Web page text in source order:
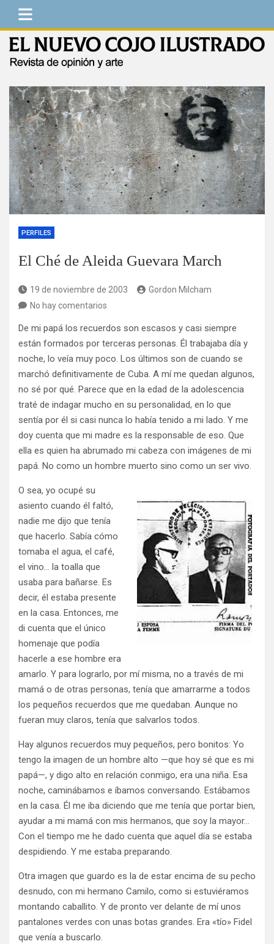
Saltar
contenido
PERFILES
El Ché de Aleida Guevara March
19 de noviembre de 2003
Gordon Milcham
No hay comentarios
De mi papá los recuerdos son escasos y casi siempre
están formados por terceras personas. Él trabajaba día y
noche, lo veía muy poco. Los últimos son de cuando se
marchó definitivamente de Cuba. A mí me quedan algunos,
no sé por qué. Parece que en la edad de la adolescencia
traté de indagar mucho en su personalidad, en lo que
sentía por él si casi nunca lo había tenido a mi lado. Y me
doy cuenta que mi madre es la responsable de eso. Que
ella es quien ha abrumado mi cabeza con imágenes de mi
papá. No como un hombre muerto sino como un ser vivo.
O sea, yo ocupé su
asiento cuando él faltó,
nadie me dijo que tenía
que hacerlo. Sabía cómo
tomaba el agua, el café,
el vino… la toalla que
usaba para bañarse. Es
decir, él estaba presente
en la casa. Entonces, me
di cuenta que el único
homenaje que podía
hacerle a ese hombre era
amarlo. Y para lograrlo, por mí misma, no a través de mi
mamá o de otras personas, tenía que amarrarme a todos
los pequeños recuerdos que me quedaban. Aunque no
fueran muy claros, tenía que salvarlos todos.
Hay algunos recuerdos muy pequeños, pero bonitos: Yo
tengo la imagen de un hombre alto —que hoy sé que es mi
papá—, y digo alto en relación conmigo, era una niña. Esa
noche, caminábamos e íbamos conversando. Estábamos
en la casa. Él me iba diciendo que me tenía que portar bien,
ayudar a mi mamá con mis hermanos, que soy la mayor…
Con el tiempo me he dado cuenta que aquel día se estaba
despidiendo. Y me estaba preparando.
Otra imagen que guardo es la de estar encima de su pecho
desnudo, con mi hermano Camilo, como si estuviéramos
montando caballito. Y de pronto ver delante de mí unos
pantalones verdes con unas botas grandes. Era «tío» Fidel
que venía a buscarlo.